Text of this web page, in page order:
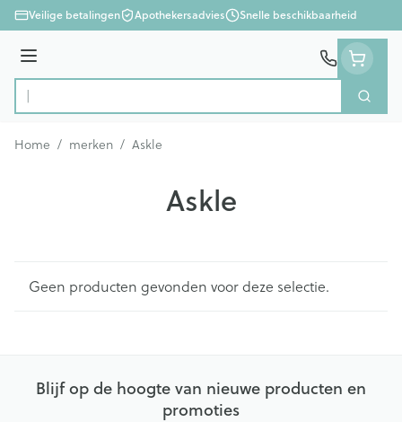
Ga naar de inhoud
Veilige betalingen Apothekersadvies Snelle beschikbaarheid
Menu
Product, merk, categorie...
Zoek
Home / merken / Askle
Askle
Geen producten gevonden voor deze selectie.
Blijf op de hoogte van nieuwe producten en
promoties